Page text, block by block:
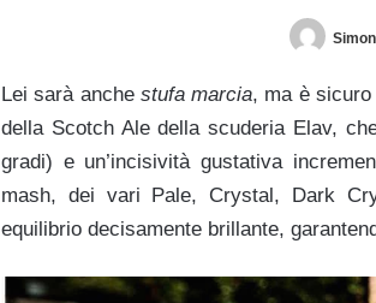
Lei sarà anche stufa marcia, ma è
della Scotch Ale della scuderia Elav,
gradi) e un’incisività gustativa
mash, dei vari Pale, Crystal, Dark
equilibrio decisamente brillante,